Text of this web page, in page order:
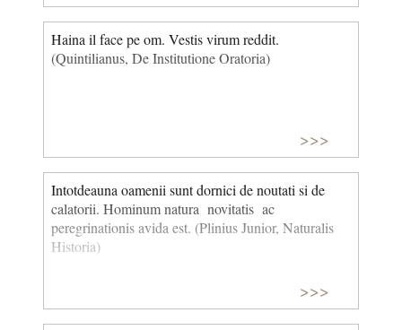
Haina il face pe om. Vestis virum reddit.
(Quintilianus, De Institutione Oratoria)
>>>
Intotdeauna oamenii sunt dornici de noutati si de
calatorii. Hominum natura novitatis ac
peregrinationis avida est. (Plinius Junior, Naturalis
Historia)
>>>